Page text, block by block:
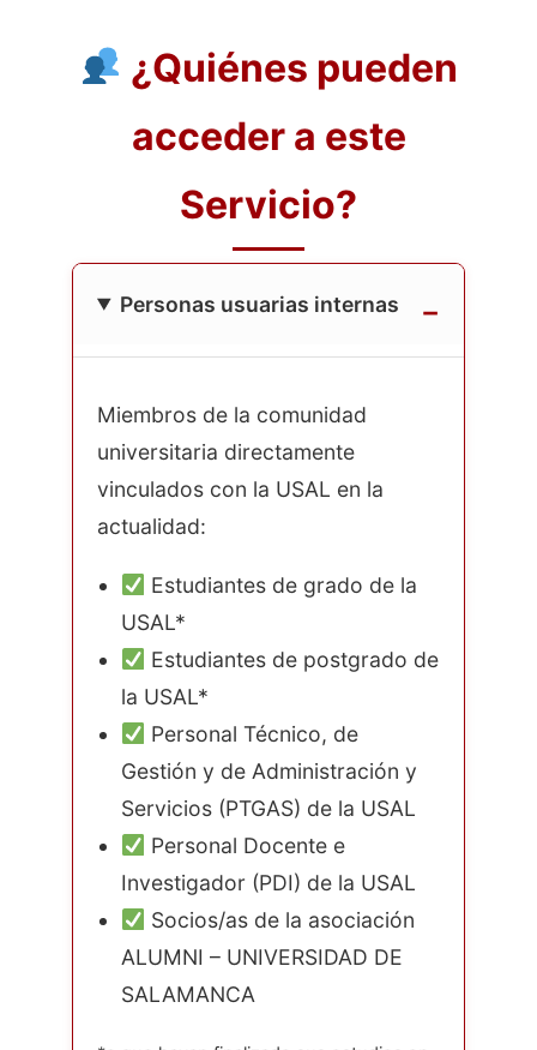
¿Quiénes pueden
acceder a este
Servicio?
Personas usuarias internas
Miembros de la comunidad
universitaria directamente
vinculados con la USAL en la
actualidad:
Estudiantes de grado de la
USAL*
Estudiantes de postgrado de
la USAL*
Personal Técnico, de
Gestión y de Administración y
Servicios (PTGAS) de la USAL
Personal Docente e
Investigador (PDI) de la USAL
Socios/as de la asociación
ALUMNI – UNIVERSIDAD DE
SALAMANCA